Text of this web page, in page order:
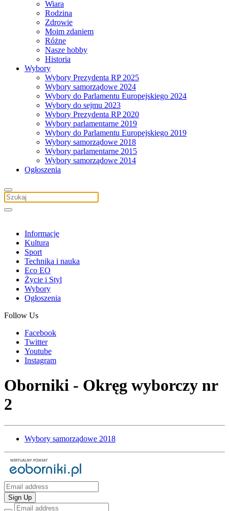
Wiara
Rodzina
Zdrowie
Moim zdaniem
Różne
Nasze hobby
Historia
Wybory
Wybory Prezydenta RP 2025
Wybory samorządowe 2024
Wybory do Parlamentu Europejskiego 2024
Wybory do sejmu 2023
Wybory Prezydenta RP 2020
Wybory parlamentarne 2019
Wybory do Parlamentu Europejskiego 2019
Wybory samorządowe 2018
Wybory parlamentarne 2015
Wybory samorządowe 2014
Ogłoszenia
Informacje
Kultura
Sport
Technika i nauka
Eco EO
Życie i Styl
Wybory
Ogłoszenia
Follow Us
Facebook
Twitter
Youtube
Instagram
Oborniki - Okręg wyborczy nr
2
Wybory samorządowe 2018
Sign Up